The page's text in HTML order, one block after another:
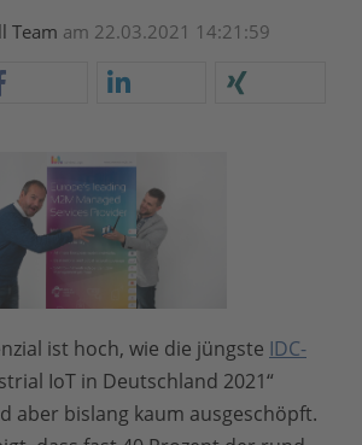
Team am 22.03.2021 14:21:59
ist hoch, wie die jüngste IDC-
IoT in Deutschland 2021“
aber bislang kaum ausgeschöpft.